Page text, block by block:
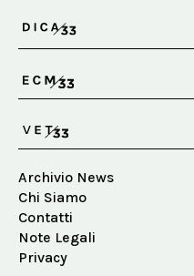
Archivio News
Chi Siamo
Contatti
Note Legali
Privacy